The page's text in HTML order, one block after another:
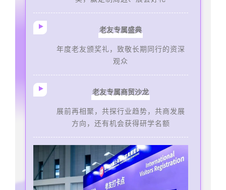
老友专属盛典
年度老友颁奖礼，致敬长期同行的资深
观众
老友专属商贸沙龙
展前再相聚，共探行业趋势，共商发展
方向，还有机会获得研学名额